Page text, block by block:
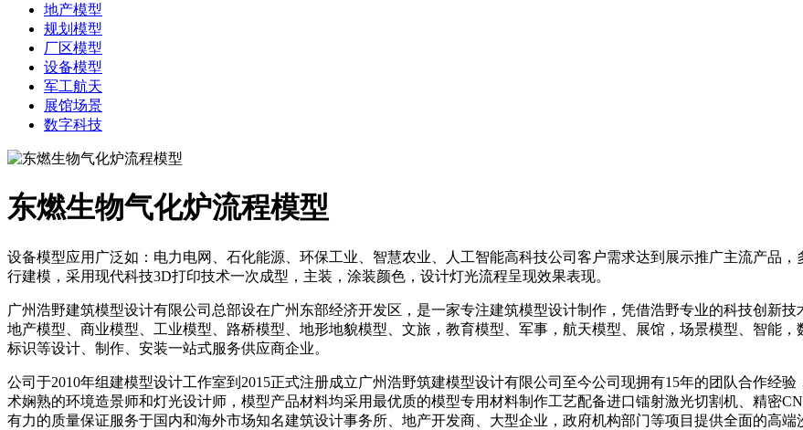
地产模型
规划模型
厂区模型
设备模型
军工航天
展馆场景
数字科技
东燃生物气化炉流程模型
设备模型应用广泛如：电力电网、石化能源、环保工业、智慧农业、人工智能高科技公司客户需求达到展示推广主流产品
行建模，采用现代科技3D打印技术一次成型，主装，涂装颜色，设计灯光流程呈现效果表现。
广州浩野建筑模型设计有限公司总部设在广州东部经济开发区，是一家专注建筑模型设计制作，凭借浩野专业的科技创新
地产模型、商业模型、工业模型、路桥模型、地形地貌模型、文旅，教育模型、军事，航天模型、展馆，场景模型、智能
标识等设计、制作、安装一站式服务供应商企业。
公司于2010年组建模型设计工作室到2015正式注册成立广州浩野筑建模型设计有限公司至今公司现拥有15年的团队合作经
术娴熟的环境造景师和灯光设计师，模型产品材料均采用最优质的模型专用材料制作工艺配备进口镭射激光切割机、精密
有力的质量保证服务于国内和海外市场知名建筑设计事务所、地产开发商、大型企业，政府机构部门等项目提供全面的高